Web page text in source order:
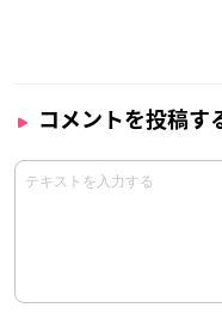
コメントを投稿す